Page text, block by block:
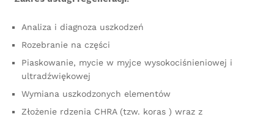
Analiza i diagnoza uszkodzeń
Rozebranie na części
Piaskowanie, mycie w myjce wysokociśnieniowej i
ultradźwiękowej
Wymiana uszkodzonych elementów
Złożenie rdzenia CHRA (tzw. koras ) wraz z